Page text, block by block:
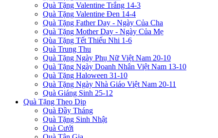
Quà Tặng Valentine Trắng 14-3
Quà Tặng Valentine Đen 14-4
Quà Tặng Father Day - Ngày Của Cha
Quà Tặng Mother Day - Ngày Của Mẹ
Qùa Tặng Tết Thiếu Nhi 1-6
Quà Trung Thu
Quà Tặng Ngày Phụ Nữ Việt Nam 20-10
Quà Tặng Ngày Doanh Nhân Việt Nam 13-10
Quà Tặng Haloween 31-10
Quà Tặng Ngày Nhà Giáo Việt Nam 20-11
Quà Giáng Sinh 25-12
Quà Tặng Theo Dịp
Quà Đầy Tháng
Quà Tặng Sinh Nhật
Quà Cưới